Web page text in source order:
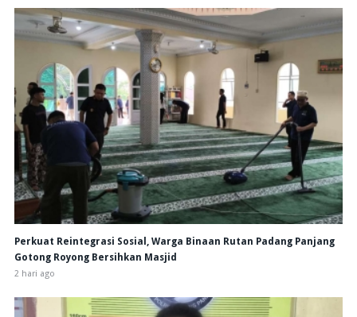
Perkuat Reintegrasi Sosial, Warga Binaan Rutan Padang Panjang
Gotong Royong Bersihkan Masjid
2 hari ago